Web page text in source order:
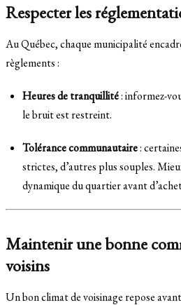
Respecter les
Au Québec, chaque municipalité
règlements :
Heures de tranquillité: informez-
le bruit est restreint.
Tolérance communautaire:
strictes, d’autres plus souples.
dynamique du quartier avant
Maintenir une bonne
voisins
Un bon climat de voisinage repose